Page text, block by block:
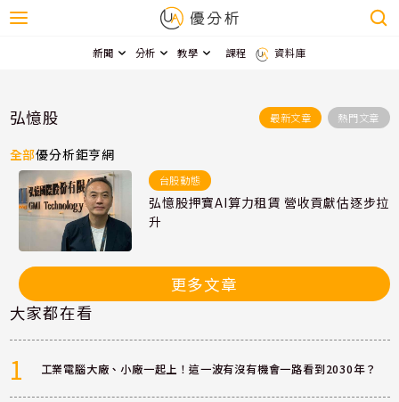
新聞 分析 教學 課程 資料庫
弘憶股 最新文章 熱門文章
全部優分析鉅亨網
台股動態
弘憶股押寶AI算力租賃 營收貢獻估逐步拉
升
更多文章
大家都在看
1 工業電腦大廠、小廠一起上！這一波有沒有機會一路看到2030年？